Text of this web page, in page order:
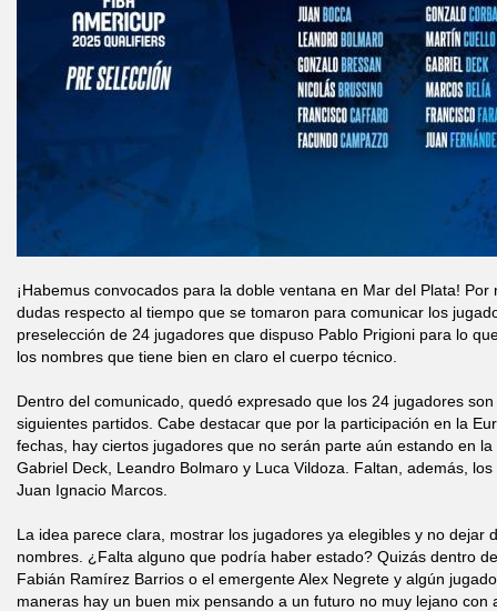
¡Habemus convocados para la doble ventana en Mar del Plata!
dudas respecto al tiempo que se tomaron para comunicar los
preselección de 24 jugadores que dispuso Pablo Prigioni para lo
los nombres que tiene bien en claro el cuerpo técnico.
Dentro del comunicado, quedó expresado que los 24 jugadores
siguientes partidos. Cabe destacar que por la participación en la
fechas, hay ciertos jugadores que no serán parte aún estando en
Gabriel Deck, Leandro Bolmaro y Luca Vildoza. Faltan, además,
Juan Ignacio Marcos.
La idea parece clara, mostrar los jugadores ya elegibles y no dejar
nombres. ¿Falta alguno que podría haber estado? Quizás dentro
Fabián Ramírez Barrios o el emergente Alex Negrete y algún
maneras hay un buen mix pensando a un futuro no muy lejano con